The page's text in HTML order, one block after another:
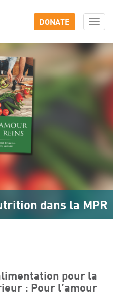
DONATE
dans la MPR
pour la
: Pour l’amour